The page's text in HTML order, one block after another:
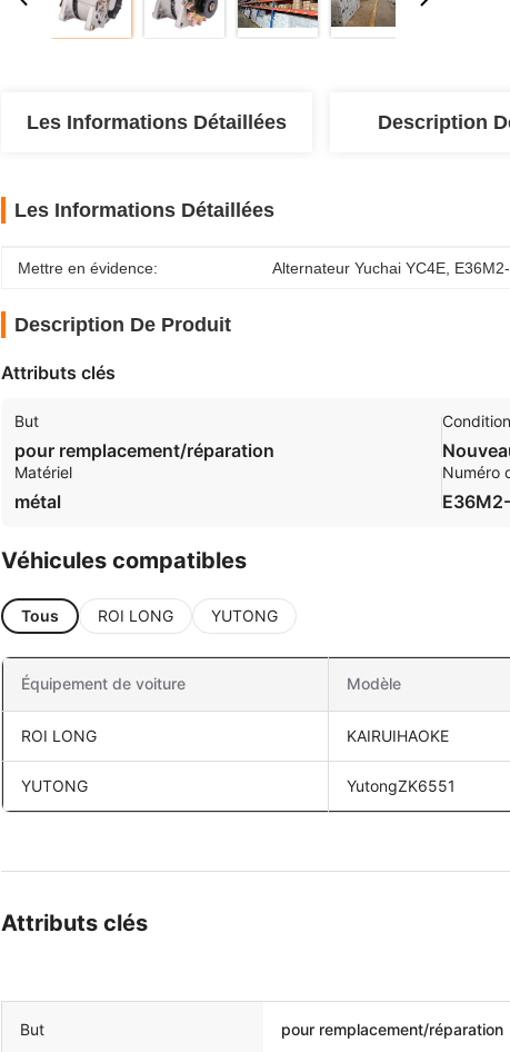
Les Informations Détaillées Description
Les Informations Détaillées
Mettre en évidence: Alternateur Yuchai YC4E
Description De Produit
Attributs clés
But
pour remplacement/réparation
Condition
Matériel
métal
Numéro
Véhicules compatibles
Tous ROI LONG YUTONG
Équipement de voiture Modèle
ROI LONG KAIRUIHAOKE
YUTONG YutongZK6551
Attributs clés
But pour remplacement/réparation